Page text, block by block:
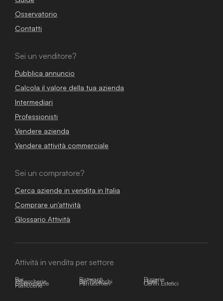
Osservatorio
Contatti
Sei un venditore?
Pubblica annuncio
Calcola il valore della tua azienda
Intermediari
Professionisti
Vendere azienda
Vendere attività commerciale
Sei un compratore?
Cerca aziende in vendita in Italia
Comprare un'attività
Glossario Attività
Attività in vendita per settore
Bar Ristoranti Pizzerie
Tabaccherie Bar Tabacchi Hotel
E-commerce Parrucchieri Centri Estetici
Pasticcerie